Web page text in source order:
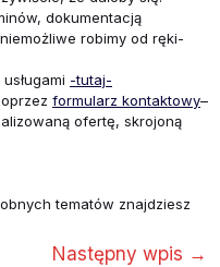
dokumentacją
robimy od ręki-
-tutaj-
formularz kontaktowy–
ofertę, skrojoną
tematów znajdziesz
Następny wpis →